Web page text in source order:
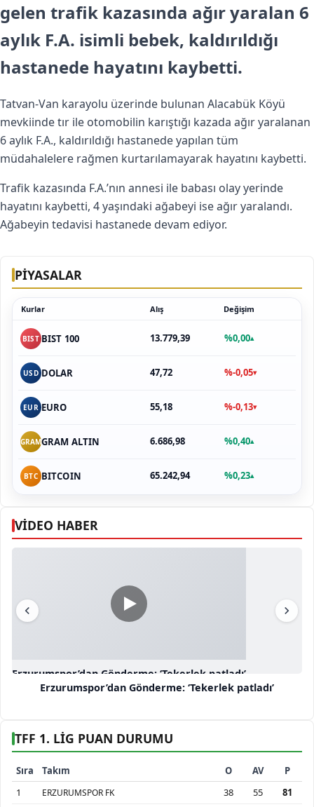
gelen trafik kazasında ağır yaralan 6
aylık F.A. isimli bebek, kaldırıldığı
hastanede hayatını kaybetti.
Tatvan-Van karayolu üzerinde bulunan Alacabük Köyü
mevkiinde tır ile otomobilin karıştığı kazada ağır yaralanan
6 aylık F.A., kaldırıldığı hastanede yapılan tüm
müdahalelere rağmen kurtarılamayarak hayatını kaybetti.
Trafik kazasında F.A.’nın annesi ile babası olay yerinde
hayatını kaybetti, 4 yaşındaki ağabeyi ise ağır yaralandı.
Ağabeyin tedavisi hastanede devam ediyor.
PİYASALAR
Kurlar Alış Değişim
BIST BIST 100 13.779,39 %0,00▴
USD DOLAR 47,72 %-0,05▾
EUR EURO 55,18 %-0,13▾
GRAMGRAM ALTIN 6.686,98 %0,40▴
BTC BITCOIN 65.242,94 %0,23▴
VİDEO HABER
Erzurumspor’dan Gönderme: ‘Tekerlek patladı’
Erzurumspor’dan Gönderme: ‘Tekerlek patladı’
TFF 1. LİG PUAN DURUMU
Sıra Takım O AV
P
1
ERZURUMSPOR FK 38 55
81